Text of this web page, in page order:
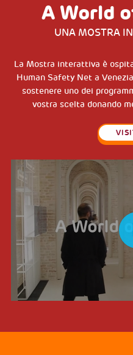
A World
UNA MOSTRA
La Mostra interattiva è
Human Safety Net a
sostenere uno dei
vostra scelta donando